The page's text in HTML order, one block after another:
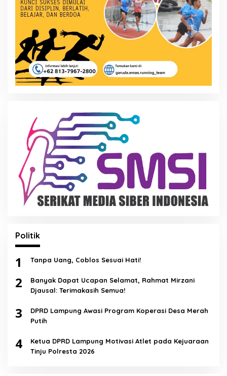
Politik
1 Tanpa Uang, Coblos Sesuai Hati!
2
Banyak Dapat Ucapan Selamat, Rahmat Mirzani
Djausal: Terimakasih Semua!
3
DPRD Lampung Awasi Program Koperasi Desa Merah
Putih
4
Ketua DPRD Lampung Motivasi Atlet pada Kejuaraan
Tinju Polresta 2026